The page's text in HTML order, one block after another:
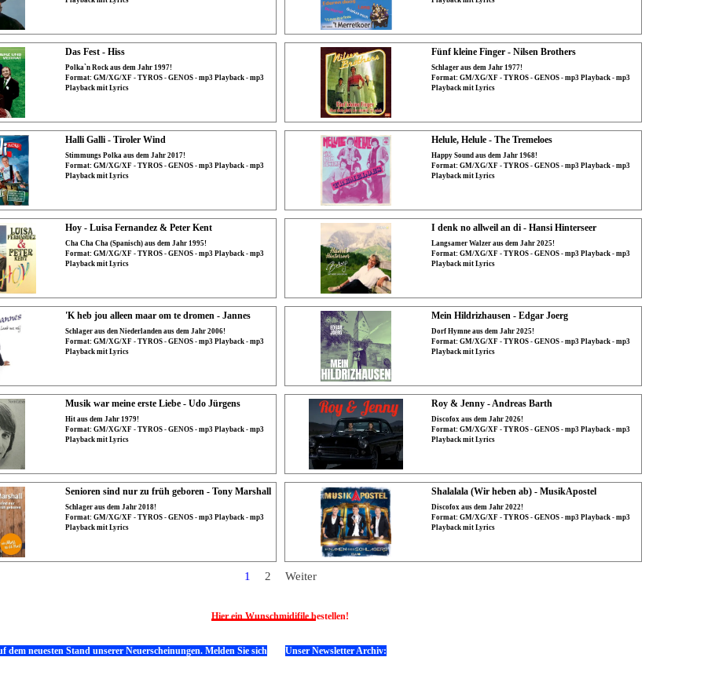
Das Fest - Hiss
Polka`n Rock aus dem Jahr 1997!
Format: GM/XG/XF - TYROS - GENOS - mp3 Playback - mp3
Playback mit Lyrics
Fünf kleine Finger - Nilsen Brothers
Schlager aus dem Jahr 1977!
Format: GM/XG/XF - TYROS - GENOS - mp3 Playback - mp3
Playback mit Lyrics
Halli Galli - Tiroler Wind
Stimmungs Polka aus dem Jahr 2017!
Format: GM/XG/XF - TYROS - GENOS - mp3 Playback - mp3
Playback mit Lyrics
Helule, Helule - The Tremeloes
Happy Sound aus dem Jahr 1968!
Format: GM/XG/XF - TYROS - GENOS - mp3 Playback - mp3
Playback mit Lyrics
Hoy - Luisa Fernandez & Peter Kent
Cha Cha Cha (Spanisch) aus dem Jahr 1995!
Format: GM/XG/XF - TYROS - GENOS - mp3 Playback - mp3
Playback mit Lyrics
I denk no allweil an di - Hansi Hinterseer
Langsamer Walzer aus dem Jahr 2025!
Format: GM/XG/XF - TYROS - GENOS - mp3 Playback - mp3
Playback mit Lyrics
'K heb jou alleen maar om te dromen - Jannes
Schlager aus den Niederlanden aus dem Jahr 2006!
Format: GM/XG/XF - TYROS - GENOS - mp3 Playback - mp3
Playback mit Lyrics
Mein Hildrizhausen - Edgar Joerg
Dorf Hymne aus dem Jahr 2025!
Format: GM/XG/XF - TYROS - GENOS - mp3 Playback - mp3
Playback mit Lyrics
Musik war meine erste Liebe - Udo Jürgens
Hit aus dem Jahr 1979!
Format: GM/XG/XF - TYROS - GENOS - mp3 Playback - mp3
Playback mit Lyrics
Roy & Jenny - Andreas Barth
Discofox aus dem Jahr 2026!
Format: GM/XG/XF - TYROS - GENOS - mp3 Playback - mp3
Playback mit Lyrics
Senioren sind nur zu früh geboren - Tony Marshall
Schlager aus dem Jahr 2018!
Format: GM/XG/XF - TYROS - GENOS - mp3 Playback - mp3
Playback mit Lyrics
Shalalala (Wir heben ab) - MusikApostel
Discofox aus dem Jahr 2022!
Format: GM/XG/XF - TYROS - GENOS - mp3 Playback - mp3
Playback mit Lyrics
Aktuelle Seite:
1 Gehen Sie zu Seite:
2 Weiter
Hier ein Wunschmidifile bestellen!
Unser Newsletter Archiv:
dem neuesten Stand unserer Neuerscheinungen. Melden Sie sich